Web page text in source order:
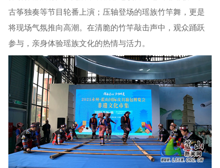
古筝独奏等节目轮番上演；压轴登场的瑶族竹竿舞，更是
将现场气氛推向高潮。在清脆的竹竿敲击声中，观众踊跃
参与，亲身体验瑶族文化的热情与活力。